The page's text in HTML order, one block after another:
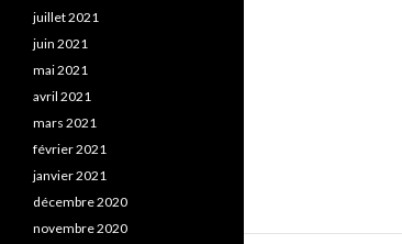
juillet 2021
juin 2021
mai 2021
avril 2021
mars 2021
février 2021
janvier 2021
décembre 2020
novembre 2020